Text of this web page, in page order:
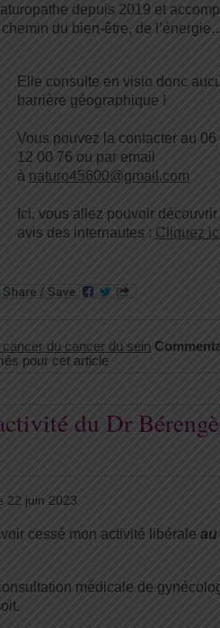
depuis 2019 et
du bien-être, de
Elle consulte en visio donc
barrière géographique !
Vous pouvez la contacter au 06
12 00 76 ou par email
à naturo45600@gmail.com
Ici, vous allez pouvoir
avis des internautes : Cliquez
cancer du cancer du sein
pour cet article
du Dr
22 juin 2023
cessé mon activité libérale au
médicale de